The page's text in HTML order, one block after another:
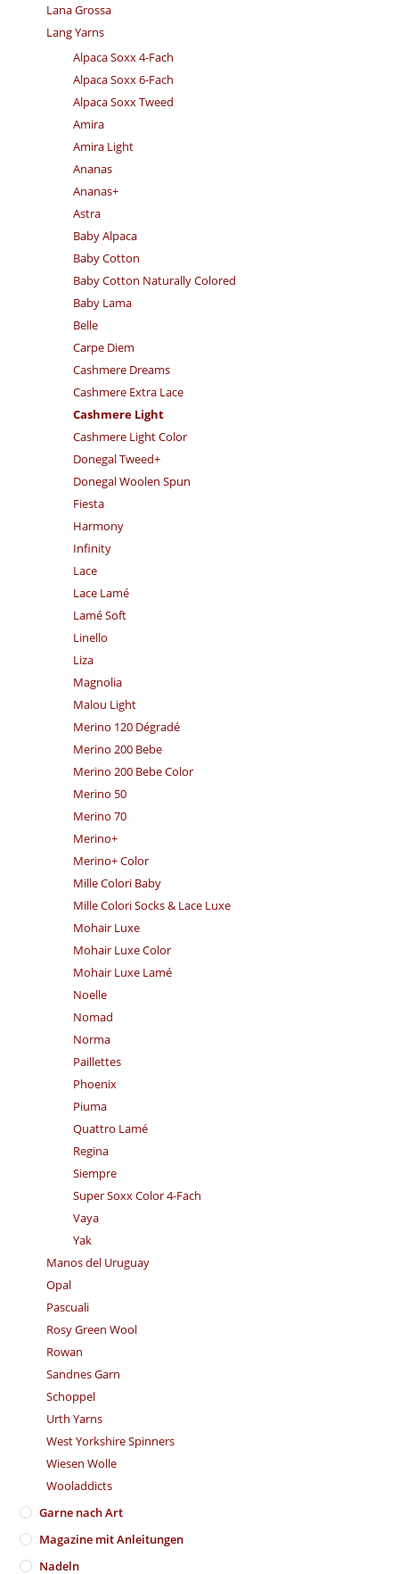
Lana Grossa
Lang Yarns
Alpaca Soxx 4-Fach
Alpaca Soxx 6-Fach
Alpaca Soxx Tweed
Amira
Amira Light
Ananas
Ananas+
Astra
Baby Alpaca
Baby Cotton
Baby Cotton Naturally Colored
Baby Lama
Belle
Carpe Diem
Cashmere Dreams
Cashmere Extra Lace
Cashmere Light
Cashmere Light Color
Donegal Tweed+
Donegal Woolen Spun
Fiesta
Harmony
Infinity
Lace
Lace Lamé
Lamé Soft
Linello
Liza
Magnolia
Malou Light
Merino 120 Dégradé
Merino 200 Bebe
Merino 200 Bebe Color
Merino 50
Merino 70
Merino+
Merino+ Color
Mille Colori Baby
Mille Colori Socks & Lace Luxe
Mohair Luxe
Mohair Luxe Color
Mohair Luxe Lamé
Noelle
Nomad
Norma
Paillettes
Phoenix
Piuma
Quattro Lamé
Regina
Siempre
Super Soxx Color 4-Fach
Vaya
Yak
Manos del Uruguay
Opal
Pascuali
Rosy Green Wool
Rowan
Sandnes Garn
Schoppel
Urth Yarns
West Yorkshire Spinners
Wiesen Wolle
Wooladdicts
Garne nach Art
Magazine mit Anleitungen
Nadeln